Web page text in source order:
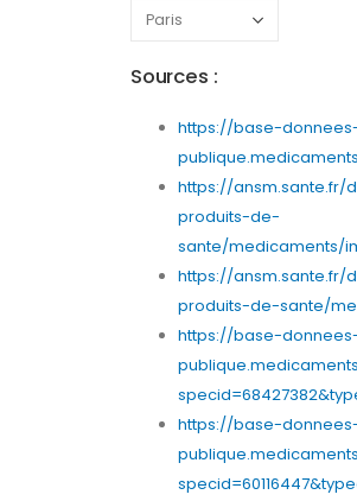
Sources :
https://base-
https://ansm.sante.fr/
produits-de-
sante/medicaments/
https://ansm.sante.fr/
produits-de-sante/
https://base-
https://base-